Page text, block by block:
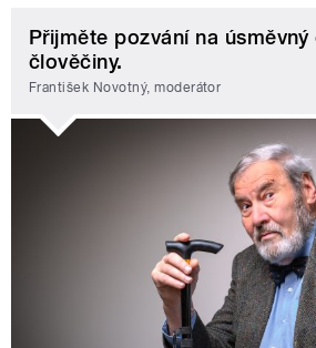
Přijměte pozvání na
člověčiny.
František Novotný, moderátor